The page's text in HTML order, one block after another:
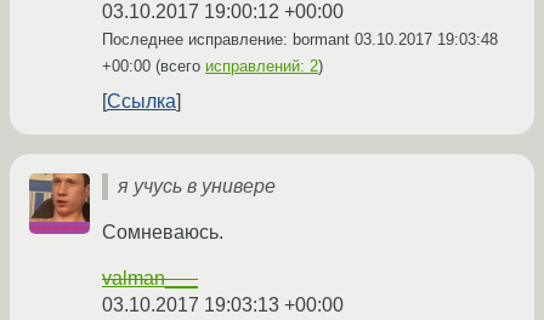
03.10.2017 19:00:12 +00:00
Последнее исправление: bormant 03.10.2017 19:03:48
+00:00 (всего исправлений: 2)
Ссылка
я учусь в универе
Сомневаюсь.
valman___
03.10.2017 19:03:13 +00:00